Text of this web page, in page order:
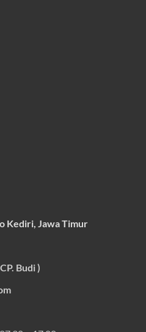
Kediri, Jawa Timur
Budi )